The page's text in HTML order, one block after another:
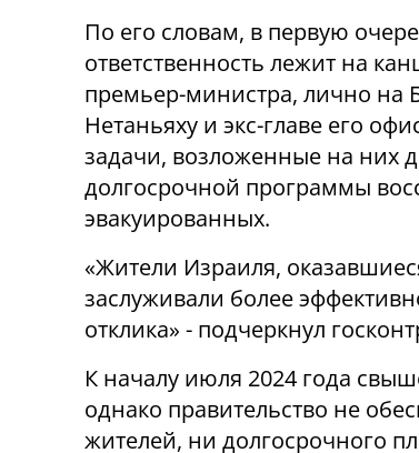
По его словам, в первую
ответственность лежит на
премьер-министра, лично на
Нетаньяху и экс-главе его
задачи, возложенные на них
долгосрочной программы
эвакуированных.
«Жители Израиля,
заслуживали более
отклика» - подчеркнул
К началу июля 2024 года
однако правительство не
жителей, ни долгосрочного